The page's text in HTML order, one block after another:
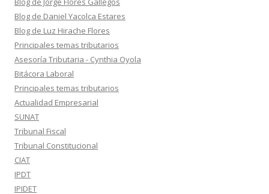
Blog de Daniel Yacolca Estares
Blog de Luz Hirache Flores
Principales temas tributarios
Asesoría Tributaria - Cynthia Oyola
Bitácora Laboral
Principales temas tributarios
Actualidad Empresarial
SUNAT
Tribunal Fiscal
Tribunal Constitucional
CIAT
IPDT
IPIDET